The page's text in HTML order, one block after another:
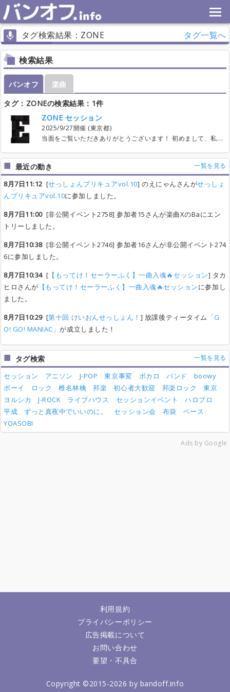
タグ検索結果：ZONE タグ一覧へ
検索結果
バンオフ
楽曲
タグ：ZONEの検索結果：1件
ZONE セッション
2025/9/27開催 (東京都)
当面をご覧いただきありがとうございます！ 初めまして、私関西でGARNET CROWさんの カバーバンドのドラムを担当しておる、ゆずまると申します。 （twitter→＠drumgakuhu） また、初主催なので不便をおかけするかもしれませんが、 何とぞよろしくお願いいたします！ 下記要項を記載いたしましたので、 長文とはなりますがご覧いただけると幸いですm(__)m ★日時 ※仮です！（３０分のプラマイ可能性有） ９月２７日（土） １１：００ 準備開始 １１：３０ 本編スタート １５：３０ 終了・写真撮影 １６：００ 完全撤収 ★場所 スタジオノア野方店 CSst＋Subルーム ★料金 ２，８００円／人 ★演奏曲について １．曲数は約１０曲 ２．曲に関する縛りは、『secret base ～君がくれたもの～』 https://www.youtube.com/watch?v=fRQtDjiRtI8 にて、最後皆さんで合唱という形を取れたら、と思います。 ３．他は縛りは特にございませんが、参考音源は原曲ですとありがたいです。 ★参加資格（2025/06/01 20:00～参加表明可） どなたでも演奏ご参加くださいませ！ むしろ私は初めての試みですので、 アドバイスやお手伝いいただけたら とてもありがたく思いますm(__)m ★楽器隊のエントリーについて（2025/06/14 20:00開始） 制限無 パート跨ぎも可能とします ★ボーカルでのエントリーについて 制限無 ★当日について １．時間配分について １曲につき転換込み「２０分」の時間配分で 進めていこうと考えています。 ※転換時間を少し多めに取りたいため ２．レンタル品について 楽器隊、声隊ともに 有料／無料レンタルされる場合一声お願いいたしますm(__)m ３．当日の遅刻早退等 遅刻・早退は極力お控えいただきたく思います。 やむを得ず１日参加が難しい場合は主催までご連絡くださいませ！ ★打ち上げについて 今回はなしといたします。 （この頁を編集している者が 夕方赤羽に行かないといけないため） ★注記 １．ご質問等についてはスレッドを作成するので、 そちらをご利用ください。 ２．体調不良の場合は必ず事前に連絡をお願いします。 ３．当日は貴重品等自己責任でお願いいたします。 （責任を取ることができかねるので、ご容赦ください） ★スケジュール★ ９月７日（日） ～２３時 エントリー終了 ★★スレッド作成一覧★★ １．自己紹介スレッド ２．ご質問・ご要望（機材レンタル希望もこちらへ） ３．遅刻早退予定スレッド ４．打ち上げについて 初主催で、いたらない点が多々あるとは思いますが 出来るだけたくさんの方に楽しんでいただけるよう、努めます。 ぜひご参加のご検討をいただけたら幸いです！ よろしくお願いいたします！
最近の動き 一覧を見る
8月7日11:12 [せっしょんプリキュアvol.10] のえにゃんさんがせっしょ
んプリキュアvol.10に参加しました。
8月7日11:00[非公開イベント2758] 参加者15さんが楽曲XのBaにエン
トリーしました。
8月7日10:38[非公開イベント2746] 参加者16さんが非公開イベント274
6に参加しました。
8月7日10:34[ 【もってけ！セーラーふく】一曲入魂🔥セッション] タカ
ヒロさんが 【もってけ！セーラーふく】一曲入魂🔥セッションに参加し
ました。
8月7日10:29[第十回 けいおんせっしょん！ ] 放課後ティータイム 「G
O! GO! MANIAC」が成立しました！
タグ検索 一覧を見る
セッション アニソン J-POP 東京事変 ボカロ バンド
boowy
ボーイ
ロック 椎名林檎 邦楽 初心者大歓迎 邦楽ロック
東京
ヨルシカ
J-ROCK ライブハウス セッションイベント
ハロプロ
平成
ずっと真夜中でいいのに。 セッション会 布袋
ベース
YOASOBI
Ads by Google
利用規約
プライバシーポリシー
広告掲載について
お問い合わせ
要望・不具合
Copyright ©2015-2026 by bandoff.info